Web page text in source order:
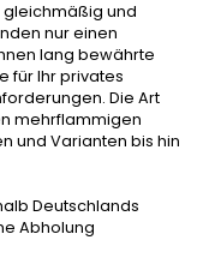
gleichmäßig und
nur einen
lang bewährte
für Ihr privates
Die Art
mehrflammigen
und Varianten bis hin
Deutschlands
Abholung